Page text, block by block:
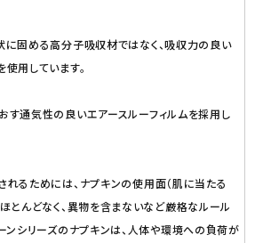
に固める高分子吸収材ではなく、吸収力の良い
用しています。
す通気性の良いエアースルーフィルムを採用し
るためには、ナプキンの使用面（肌に当たる
とんどなく、異物を含まないなど厳格なルール
ンシリーズのナプキンは、人体や環境への負荷が